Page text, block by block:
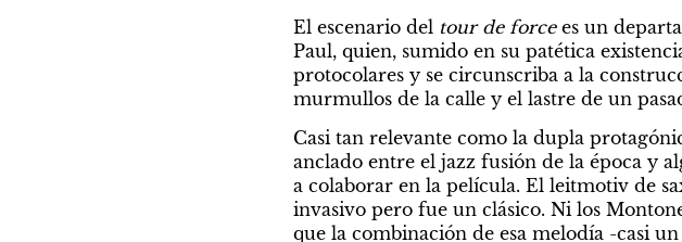
El escenario del tour de force es un
Paul, quien, sumido en su patética
protocolares y se circunscriba a la
murmullos de la calle y el lastre de un
Casi tan relevante como la dupla
anclado entre el jazz fusión de la época y
a colaborar en la película. El leitmotiv de
invasivo pero fue un clásico. Ni los
que la combinación de esa melodía -casi